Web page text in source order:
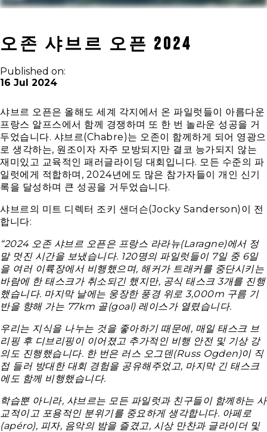
오존 샤브르 오픈 2024
Published on:
16 Jul 2024
샤브르 오픈은 올해도 세계 각지에서 온 파일럿들이 아름다운
프랑스 알프스에서 함께 경쟁하며 또 한 번 놀라운 성공을 거
두었습니다. 샤브르(Chabre)는 오존이 함께하게 되어 영광으
로 생각하는, 원조이자 자주 모방되지만 결코 능가되지 않는
재미있고 교육적인 패러글라이딩 대회입니다. 모든 수준의 파
일럿에게 적합하며, 2024년에도 많은 참가자들이 개인 신기
록을 달성하며 큰 성공을 거두었습니다.
샤브르의 미트 디렉터 조키 샌더슨(Jocky Sanderson)이 전
합니다:
“2024 오존 샤브르 오픈은 프랑스 라라뉴(Laragne)에서 정
말 멋진 시간을 보냈습니다. 120명의 파일럿들이 7일 중 6일
을 여러 이륙장에서 비행했으며, 해커가 트래커를 중단시키는
바람에 한 태스크가 취소되긴 했지만, 공식 태스크 3개를 진행
했습니다. 마지막 날에는 웅장한 풍경 위로 3,000m 구름 기
반을 향해 가는 77km 골(goal) 레이스가 열렸습니다.
우리는 지식을 나누는 것을 좋아하기 때문에, 매일 태스크 브
리핑 후 디브리핑이 이어졌고 추가적인 비행 안전 및 기상 강
의도 진행했습니다. 한 번은 러스 오그덴(Russ Ogden)이 직
접 들러 방대한 대회 경험을 공유해주었고, 마지막 긴 태스크
에도 함께 비행했습니다.
학습뿐 아니라, 샤브르는 모든 파일럿과 친구들이 함께하는 사
교적이고 포용적인 분위기를 중요하게 생각합니다. 아페로
(apéro), 피자, 음악의 밤을 즐겼고, 시상 만찬과 글라이더 및